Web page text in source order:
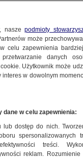
naszepodmioty
może
celu zapewnienia
danych
Użytkownik może
w dowolnym
w celu zapewnienia:
lub dostęp do nich.
spersonalizowanych
treści.
reklam.